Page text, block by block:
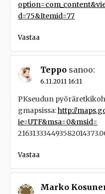
d=75&Itemid=77
Vastaa
Teppo sanoo:
6.11.2011 16:11
PKseudun
gmapsissa:http://
ie=UTF&msa=0&msid=
Vastaa
Marko